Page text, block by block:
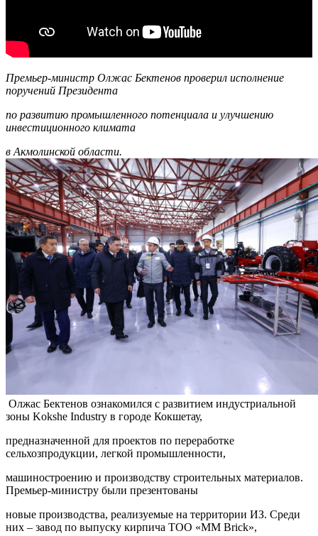
Премьер-министр Олжас Бектенов проверил исполнение
поручений Президента
по развитию промышленного потенциала и улучшению
инвестиционного климата
в Акмолинской области.
Олжас Бектенов ознакомился с развитием индустриальной
зоны Kokshe Industry в городе Кокшетау,
предназначенной для проектов по переработке
сельхозпродукции, легкой промышленности,
машиностроению и производству строительных материалов.
Премьер-министру были презентованы
новые производства, реализуемые на территории ИЗ. Среди
них – завод по выпуску кирпича ТОО «ММ Brick»,